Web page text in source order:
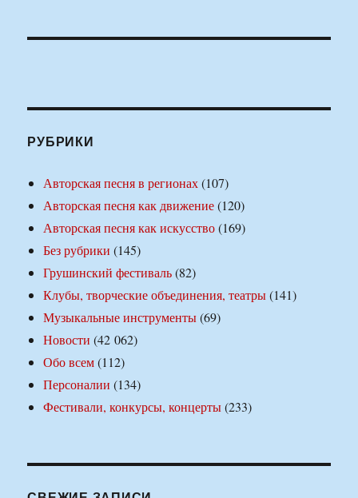
РУБРИКИ
Авторская песня в регионах(107)
Авторская песня как движение(120)
Авторская песня как искусство(169)
Без рубрики (145)
Грушинский фестиваль(82)
Клубы, творческие объединения, театры(141)
Музыкальные инструменты(69)
Новости (42 062)
Обо всем(112)
Персоналии (134)
Фестивали, конкурсы, концерты(233)